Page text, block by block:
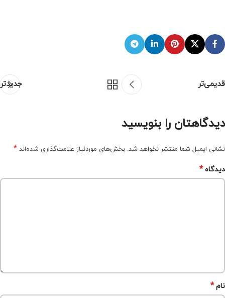
جدیدتر قدیمی‌تر
دیدگاهتان را بنویسید
نشانی ایمیل شما منتشر نخواهد شد. بخش‌های موردنیاز علامت‌گذاری شده‌اند *
دیدگاه*
نام*